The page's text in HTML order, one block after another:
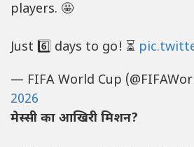
players. 🤩
Just 6️⃣ days to go! ⏳
— FIFA World Cup
2026
मेस्सी का आखिरी मिशन?